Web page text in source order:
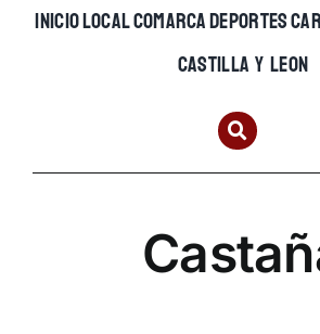
INICIOLOCALCOMARCADEPORTES
CASTILLA Y LEON